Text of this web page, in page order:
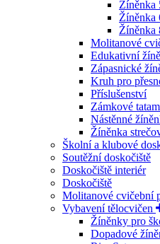
Žíněnka
Žíněnka
Žíněnka
Molitanové
Edukativní
Zápasnické
Kruh pro
Příslušenství
Zámkové
Nástěnné
Žíněnka
Školní a klubové
Soutěžní doskočiště
Doskočiště interiér
Doskočiště
Molitanové cvičební
Vybavení tělocvičen
Žíněnky pro
Dopadové